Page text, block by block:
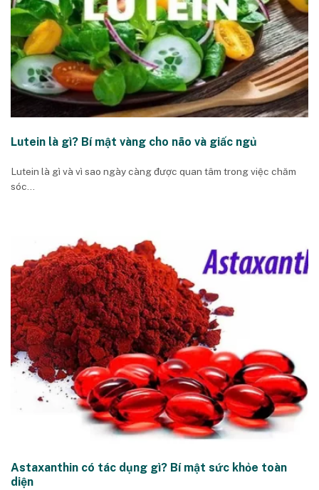
Lutein là gì? Bí mật vàng cho não và giấc ngủ
Lutein là gì và vì sao ngày càng được quan tâm trong việc chăm
sóc...
Astaxanthin có tác dụng gì? Bí mật sức khỏe toàn
diện